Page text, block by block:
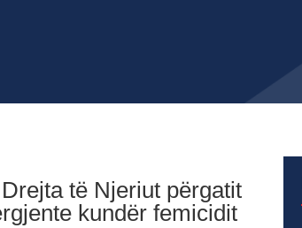
të Njeriut përgatit
kundër femicidit